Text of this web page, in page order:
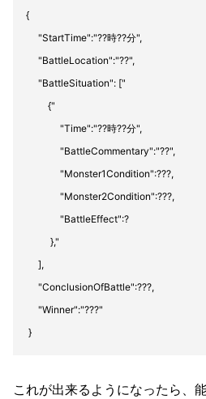
{
"StartTime":"??時??分",
"BattleLocation":"??",
"BattleSituation": ["
{"
"Time":"??時??分",
"BattleCommentary":"??",
"Monster1Condition":???,
"Monster2Condition":???,
"BattleEffect":?
},"
],
"ConclusionOfBattle":???,
"Winner":"???"
}
これが出来るようになったら、